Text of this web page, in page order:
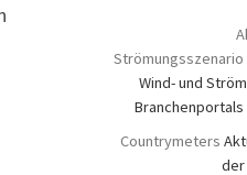
Strömungsszenario
Wind- und
Countrymeters
der